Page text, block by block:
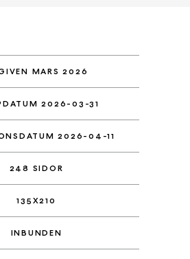
MARS 2026
2026-03-31
2026-04-11
248 SIDOR
135X210
INBUNDEN